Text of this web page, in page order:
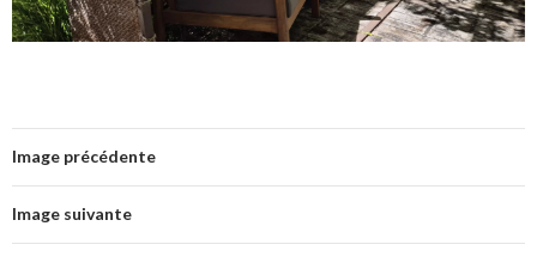
Image précédente
Image suivante